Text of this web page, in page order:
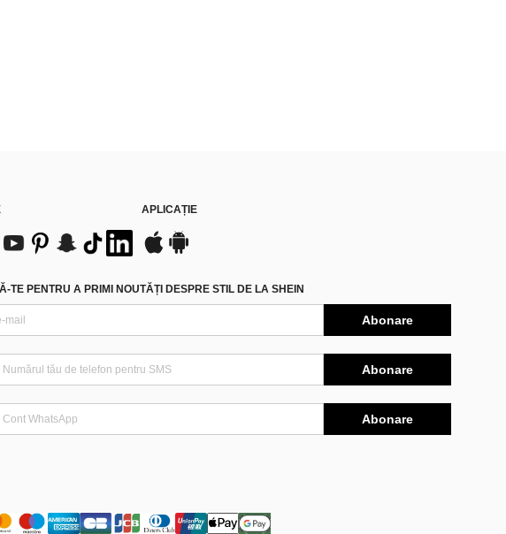
APLICAȚIE
TE PENTRU A PRIMI NOUTĂȚI DESPRE STIL DE LA SHEIN
Abonare
Abonare
Abonare